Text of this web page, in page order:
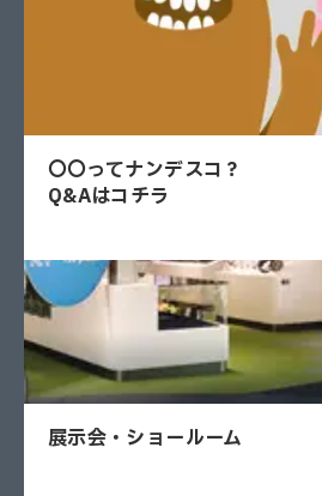
〇〇ってナンデスコ？
Q&Aはコチラ
展示会・ショールーム